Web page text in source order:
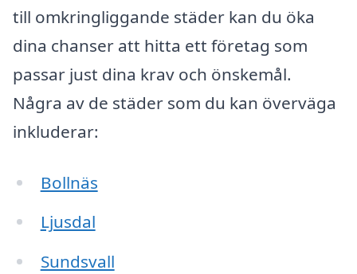
till omkringliggande städer kan du öka
dina chanser att hitta ett företag som
passar just dina krav och önskemål.
Några av de städer som du kan överväga
inkluderar:
Bollnäs
Ljusdal
Sundsvall